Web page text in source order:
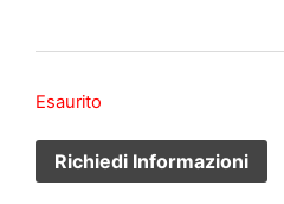
Esaurito